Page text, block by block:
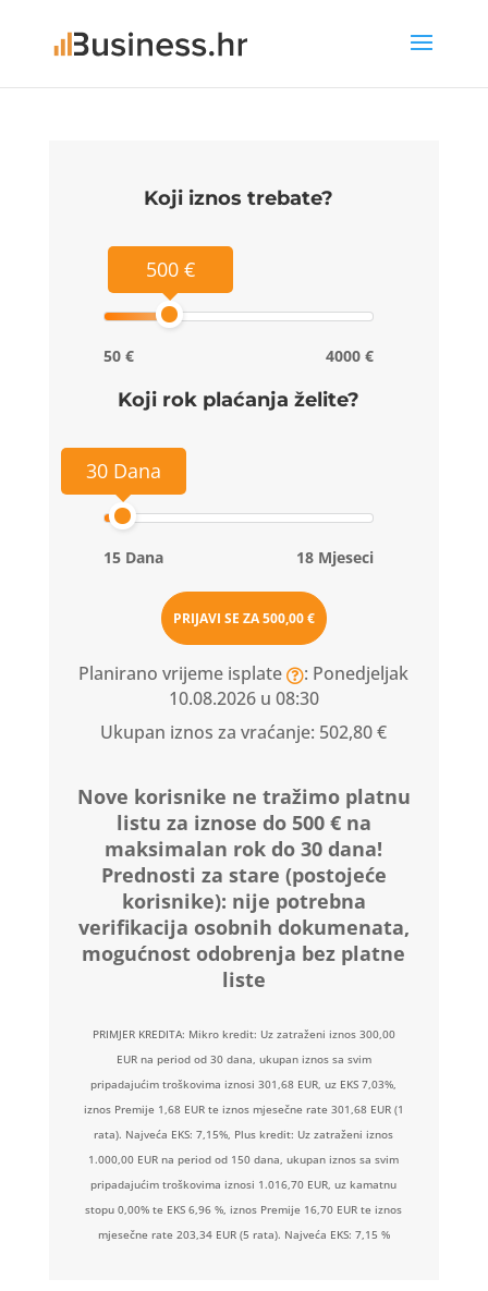
Koji iznos trebate?
500 €
50 € 4000 €
Koji rok plaćanja želite?
30 Dana
15 Dana 18 Mjeseci
PRIJAVI SE ZA500,00 €
Planirano vrijeme isplate
: Ponedjeljak
10.08.2026 u 08:30
Ukupan iznos za vraćanje: 502,80 €
Nove korisnike ne tražimo platnu
listu za iznose do 500 € na
maksimalan rok do 30 dana!
Prednosti za stare (postojeće
korisnike): nije potrebna
verifikacija osobnih dokumenata,
mogućnost odobrenja bez platne
liste
PRIMJER KREDITA: Mikro kredit: Uz zatraženi iznos 300,00
EUR na period od 30 dana, ukupan iznos sa svim
pripadajućim troškovima iznosi 301,68 EUR, uz EKS 7,03%,
iznos Premije 1,68 EUR te iznos mjesečne rate 301,68 EUR (1
rata). Najveća EKS: 7,15%, Plus kredit: Uz zatraženi iznos
1.000,00 EUR na period od 150 dana, ukupan iznos sa svim
pripadajućim troškovima iznosi 1.016,70 EUR, uz kamatnu
stopu 0,00% te EKS 6,96 %, iznos Premije 16,70 EUR te iznos
mjesečne rate 203,34 EUR (5 rata). Najveća EKS: 7,15 %